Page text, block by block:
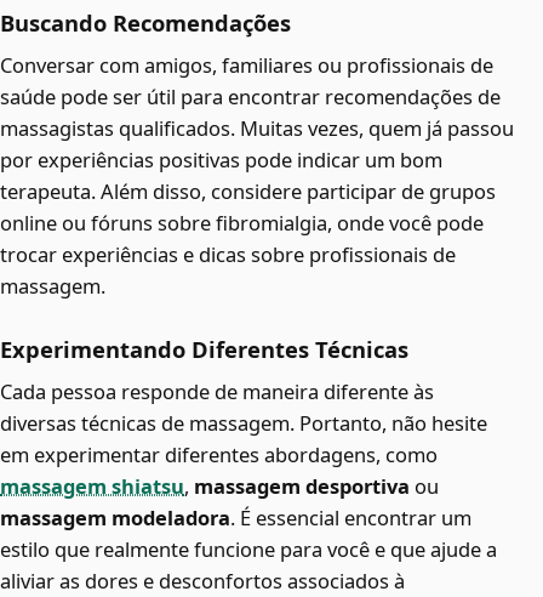
Buscando Recomendações
Conversar com amigos, familiares ou profissionais de
saúde pode ser útil para encontrar recomendações de
massagistas qualificados. Muitas vezes, quem já passou
por experiências positivas pode indicar um bom
terapeuta. Além disso, considere participar de grupos
online ou fóruns sobre fibromialgia, onde você pode
trocar experiências e dicas sobre profissionais de
massagem.
Experimentando Diferentes Técnicas
Cada pessoa responde de maneira diferente às
diversas técnicas de massagem. Portanto, não hesite
em experimentar diferentes abordagens, como
massagem shiatsu, massagem desportiva ou
massagem modeladora. É essencial encontrar um
estilo que realmente funcione para você e que ajude a
aliviar as dores e desconfortos associados à